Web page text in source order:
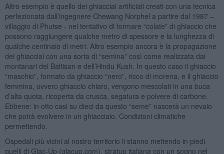
Altro esempio è quello dei ghiacciai artificiali creati con una tecnica
perfezionata dall’ingegnere Chewang Norphel a partire dal 1987 –
villaggio di Phutse - nel tentativo di formare “colate” di ghiaccio che
possono raggiungere qualche metro di spessore e la lunghezza di
qualche centinaio di metri. Altro esempio ancora è la propagazione
dei ghiacciai con una sorta di “semina” così come realizzata dai
montanari del Baltisan e dell’Hindu Kush. In questo caso il ghiaccio
“maschio”, formato da ghiaccio “nero”, ricco di morena, e il ghiaccio
femmina, ovvero ghiaccio chiaro, vengono mescolati in una buca
d’alta quota, ricoperta da crusca, segatura e polvere di carbone.
Ebbene: in otto casi su dieci da questo “seme” nascerà un nevaio
che potrà evolvere in un ghiacciaio. Condizioni climatiche
permettendo.
Ospedali più vicini al nostro territorio li stanno mettendo in piedi
quelli di Glac-Up (glacup.com), stratup italiana con un sogno nel